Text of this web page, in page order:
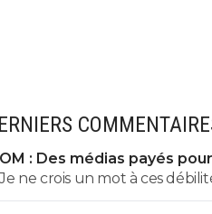
OM : Des médias payés
l’OL, McCourt accusé
Je ne crois un mot à ces
s'il y a une rivalité entre les